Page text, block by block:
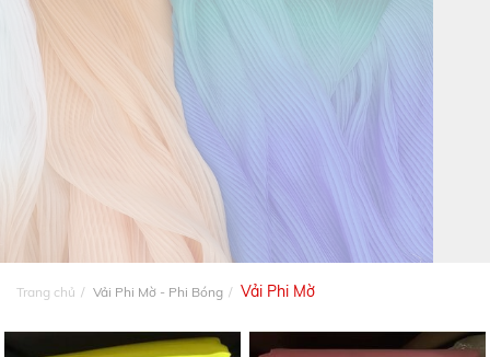
Trang chủ Vải Phi Mờ - Phi Bóng Vải Phi Mờ